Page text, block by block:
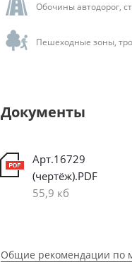
Обочины автодорог,
Пешеходные зоны,
Документы
Арт.16729
(чертёж).PDF
55,9 кб
Общие рекомендации по